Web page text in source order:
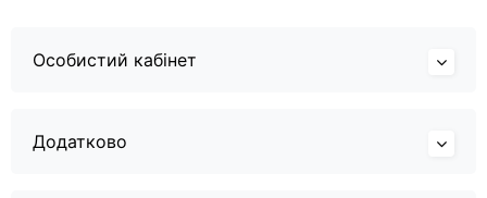
Особистий кабінет
Додатково